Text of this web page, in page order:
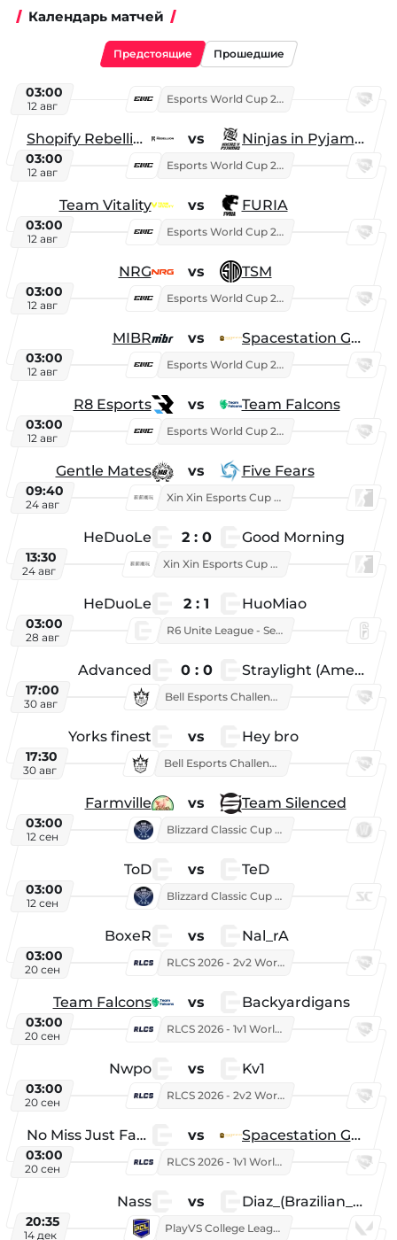
Календарь матчей
Предстоящие Прошедшие
03:00
12 авг
Esports World Cup 2026
Shopify Rebellion vs Ninjas in Pyjamas
03:00
12 авг
Esports World Cup 2026
Team Vitality vs FURIA
03:00
12 авг
Esports World Cup 2026
NRG vs TSM
03:00
12 авг
Esports World Cup 2026
MIBR vs Spacestation Gaming
03:00
12 авг
Esports World Cup 2026
R8 Esports vs Team Falcons
03:00
12 авг
Esports World Cup 2026
Gentle Mates vs Five Fears
09:40
24 авг
Xin Xin Esports Cup 2025
HeDuoLe 2 : 0 Good Morning
13:30
24 авг
Xin Xin Esports Cup 2026
HeDuoLe 2 : 1 HuoMiao
03:00
28 авг
R6 Unite League - Season 1
Advanced 0 : 0 Straylight (American team)
17:00
30 авг
Bell Esports Challenge 2026
Yorks finest vs Hey bro
17:30
30 авг
Bell Esports Challenge 2026
Farmville vs Team Silenced
03:00
12 сен
Blizzard Classic Cup 2026
ToD vs TeD
03:00
12 сен
Blizzard Classic Cup 2026
BoxeR vs Nal_rA
03:00
20 сен
RLCS 2026 - 2v2 World Championship
Team Falcons vs Backyardigans
03:00
20 сен
RLCS 2026 - 1v1 World Championship
Nwpo vs Kv1
03:00
20 сен
RLCS 2026 - 2v2 World Championship
No Miss Just Fake vs Spacestation Gaming
03:00
20 сен
RLCS 2026 - 1v1 World Championship
Nass vs Diaz_(Brazilian_Player)
20:35
14 дек
PlayVS College League 2025: Fall